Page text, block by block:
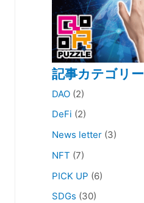
記事カテゴリー
DAO (2)
DeFi (2)
News letter (3)
NFT (7)
PICK UP (6)
SDGs (30)